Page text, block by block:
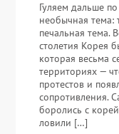
Гуляем дальше
необычная тема:
печальная тема.
столетия Корея
которая весьма
территориях —
протестов и
сопротивления.
боролись с
ловили […]